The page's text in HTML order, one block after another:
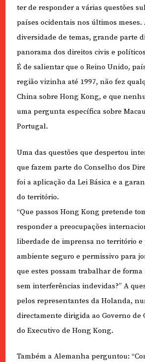
ter de responder a várias questões
países ocidentais nos últimos meses.
diversidade de temas, grande parte
panorama dos direitos civis e
É de salientar que o Reino Unido,
região vizinha até 1997, não fez
China sobre Hong Kong, e que
uma pergunta específica sobre
Portugal.
Uma das questões que despertou
que fazem parte do Conselho dos
foi a aplicação da Lei Básica e a
do território.
“Que passos Hong Kong pretende
responder a preocupações
liberdade de imprensa no território
ambiente seguro e permissivo para
que estes possam trabalhar de
sem interferências indevidas?” A
pelos representantes da Holanda,
directamente dirigida ao Governo de
do Executivo de Hong Kong.
Também a Alemanha perguntou: